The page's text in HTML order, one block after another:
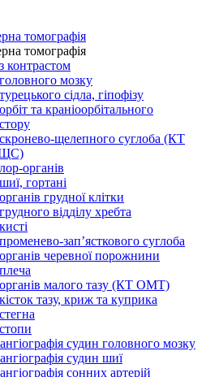
томографія
томографія
контрастом
мозку
сідла, гіпофізу
та краніоорбітального
щелепного суглоба (КТ
органів
гортані
грудної клітки
відділу хребта
зап’ясткового суглоба
черевної порожнини
малого тазу (КТ ОМТ)
тазу, криж та куприка
судин головного мозку
судин шиї
сонних артерій